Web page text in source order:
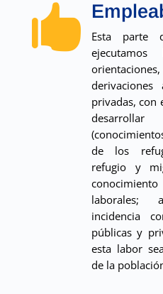

Esta parte
privadas, con
de los
refugio y
laborales;
incidencia
públicas y
esta labor
de la